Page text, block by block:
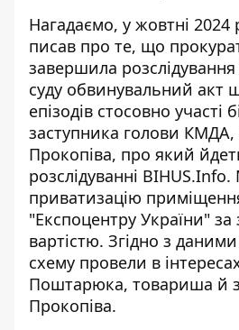
Нагадаємо, у жовтні
писав про те, що
завершила
суду обвинувальний акт
епізодів стосовно участі
заступника голови
Прокопіва, про який
розслідуванні
приватизацію
"Експоцентру України"
вартістю. Згідно з даними
схему провели в
Поштарюка, товариша й
Прокопіва.